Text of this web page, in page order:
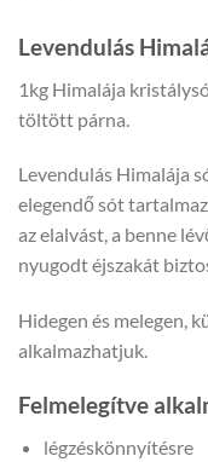
Levendulás
1kg Himalája
töltött párna.
Levendulás Himalája
elegendő sót
az elalvást, a benne
nyugodt éjszakát
Hidegen és melegen,
alkalmazhatjuk.
Felmelegítve
légzéskönnyítésre